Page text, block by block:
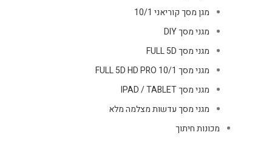
מגן מסך קוריאני 10/1
מגני מסך DIY
מגני מסך FULL 5D
מגני מסך FULL 5D HD PRO 10/1
מגני מסך IPAD / TABLET
מגני מסך עדשות מצלמה מלא
מכונות חיתוך